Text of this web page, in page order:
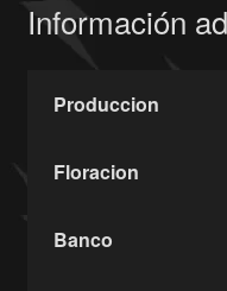
Información
Produccion
Floracion
Banco